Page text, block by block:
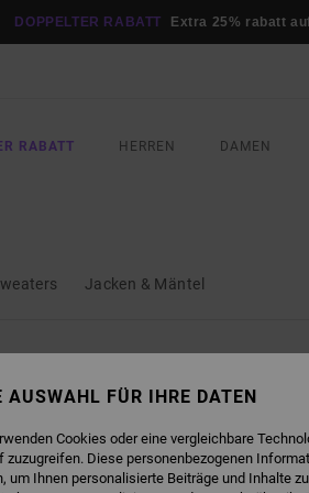
DOPPELTER RABATT Extra 25% rabatt
RABATT HERREN DAMEN
Jacken & Mäntel
AUSWAHL FÜR IHRE DATEN
Cookies oder eine vergleichbare
Diese personenbezogenen
um Ihnen personalisierte Beiträge und Inhalte